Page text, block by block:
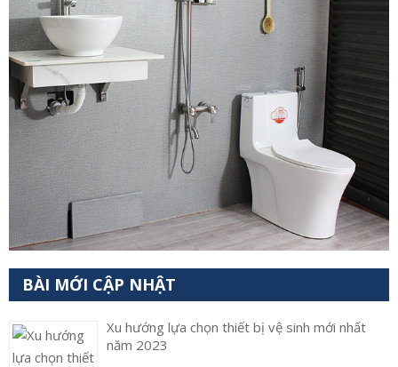
BÀI MỚI CẬP NHẬT
Xu hướng lựa chọn thiết bị vệ sinh mới nhất
năm 2023